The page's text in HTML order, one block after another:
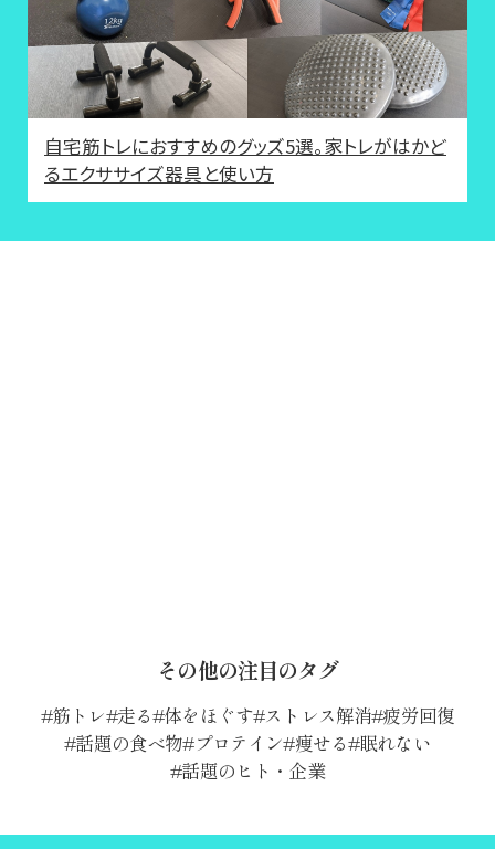
自宅筋トレにおすすめのグッズ5選。家トレがはかど
るエクササイズ器具と使い方
その他の注目のタグ
筋トレ 走る 体をほぐす ストレス解消 疲労回復
話題の食べ物 プロテイン 痩せる 眠れない
話題のヒト・企業